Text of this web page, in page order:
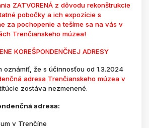
ZATVORENÁ z dôvodu rekonštrukcie
pobočky a ich expozície s
za pochopenie a tešíme sa na vás v
Trenčianskeho múzea!
KOREŠPONDENČNEJ ADRESY
oznámiť, že s účinnosťou od 1.3.2024
adresa Trenčianskeho múzea v
zostáva nezmenené.
adresa:
v Trenčíne